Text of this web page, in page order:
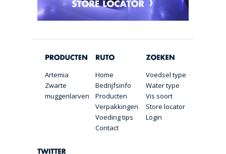
Artemia
Zwarte
muggenlarven
Home
Bedrijfsinfo
Producten
Verpakkingen
Voeding tips
Contact
Voedsel type
Water type
Vis soort
Store locator
Login